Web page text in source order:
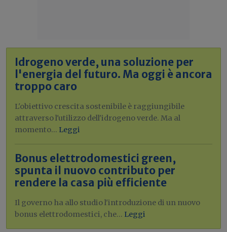
Idrogeno verde, una soluzione per
l'energia del futuro. Ma oggi è ancora
troppo caro
L'obiettivo crescita sostenibile è raggiungibile
attraverso l'utilizzo dell'idrogeno verde. Ma al
momento... Leggi
Bonus elettrodomestici green,
spunta il nuovo contributo per
rendere la casa più efficiente
Il governo ha allo studio l'introduzione di un nuovo
bonus elettrodomestici, che... Leggi